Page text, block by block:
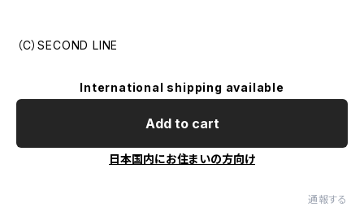
（C）SECOND LINE
International shipping available
Add to cart
日本国内にお住まいの方向け
通報する